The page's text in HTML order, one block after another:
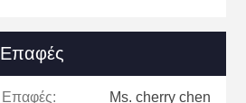
Επαφές
Επαφές: Ms. cherry chen